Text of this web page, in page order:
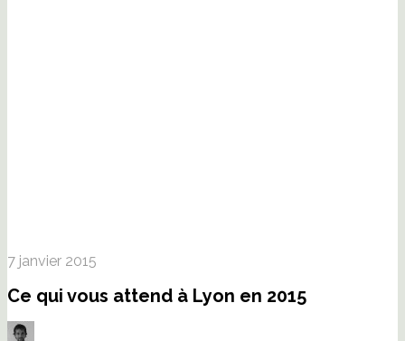
7 janvier 2015
Ce qui vous attend à Lyon en 2015